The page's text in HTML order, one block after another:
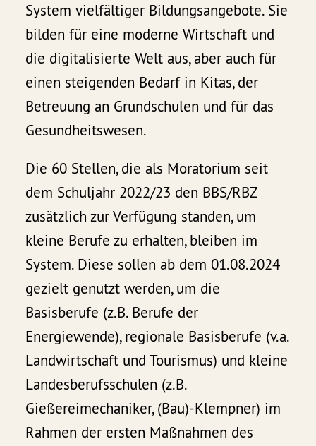
System vielfältiger Bildungsangebote. Sie
bilden für eine moderne Wirtschaft und
die digitalisierte Welt aus, aber auch für
einen steigenden Bedarf in Kitas, der
Betreuung an Grundschulen und für das
Gesundheitswesen.
Die 60 Stellen, die als Moratorium seit
dem Schuljahr 2022/23 den BBS/RBZ
zusätzlich zur Verfügung standen, um
kleine Berufe zu erhalten, bleiben im
System. Diese sollen ab dem 01.08.2024
gezielt genutzt werden, um die
Basisberufe (z.B. Berufe der
Energiewende), regionale Basisberufe (v.a.
Landwirtschaft und Tourismus) und kleine
Landesberufsschulen (z.B.
Gießereimechaniker, (Bau)-Klempner) im
Rahmen der ersten Maßnahmen des